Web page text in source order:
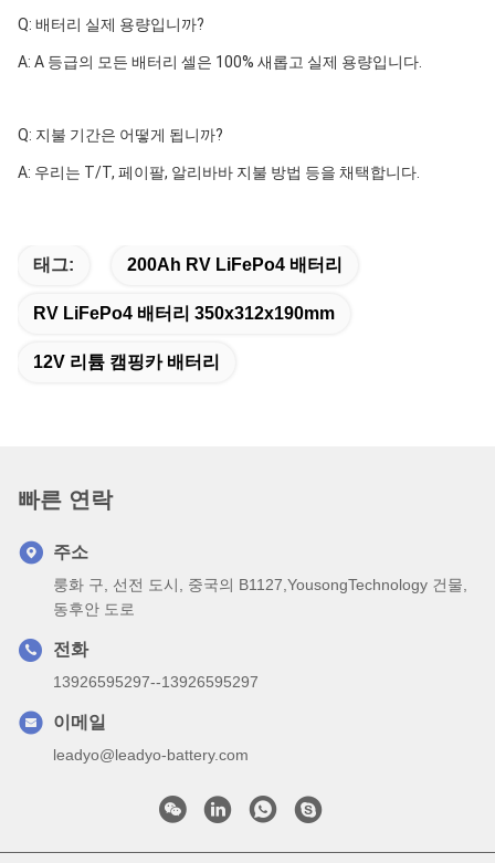
Q: 배터리 실제 용량입니까?
A: A 등급의 모든 배터리 셀은 100% 새롭고 실제 용량입니다.
Q: 지불 기간은 어떻게 됩니까?
A: 우리는 T/T, 페이팔, 알리바바 지불 방법 등을 채택합니다.
태그: 200Ah RV LiFePo4 배터리
RV LiFePo4 배터리 350x312x190mm
12V 리튬 캠핑카 배터리
빠른 연락
주소
룽화 구, 선전 도시, 중국의 B1127,YousongTechnology 건물,
동후안 도로
전화
13926595297--13926595297
이메일
leadyo@leadyo-battery.com